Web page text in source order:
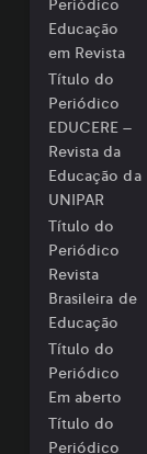
Periódico
Educação
em Revista
Título do
Periódico
EDUCERE –
Revista da
Educação da
UNIPAR
Título do
Periódico
Revista
Brasileira de
Educação
Título do
Periódico
Em aberto
Título do
Periódico